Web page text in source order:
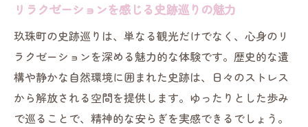
リラクゼーションを感じる史跡巡りの魅力
玖珠町の史跡巡りは、単なる観光だけでなく、心身のリ
ラクゼーションを深める魅力的な体験です。歴史的な遺
構や静かな自然環境に囲まれた史跡は、日々のストレス
から解放される空間を提供します。ゆったりとした歩み
で巡ることで、精神的な安らぎを実感できるでしょう。